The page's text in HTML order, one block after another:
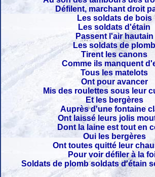
Défilent, marchant droit
Les soldats de bois
Les soldats d'étain
Passent l'air hautain
Les soldats de plomb
Tirent les canons
Comme ils manquent
Tous les matelots
Ont pour avancer
Mis des roulettes sous leur
Et les bergères
Auprès d'une fontaine
Ont laissé leurs jolis
Dont la laine est tout en
Oui les bergères
Ont toutes quitté leur
Pour voir défiler à la
Soldats de plomb soldats d'étain